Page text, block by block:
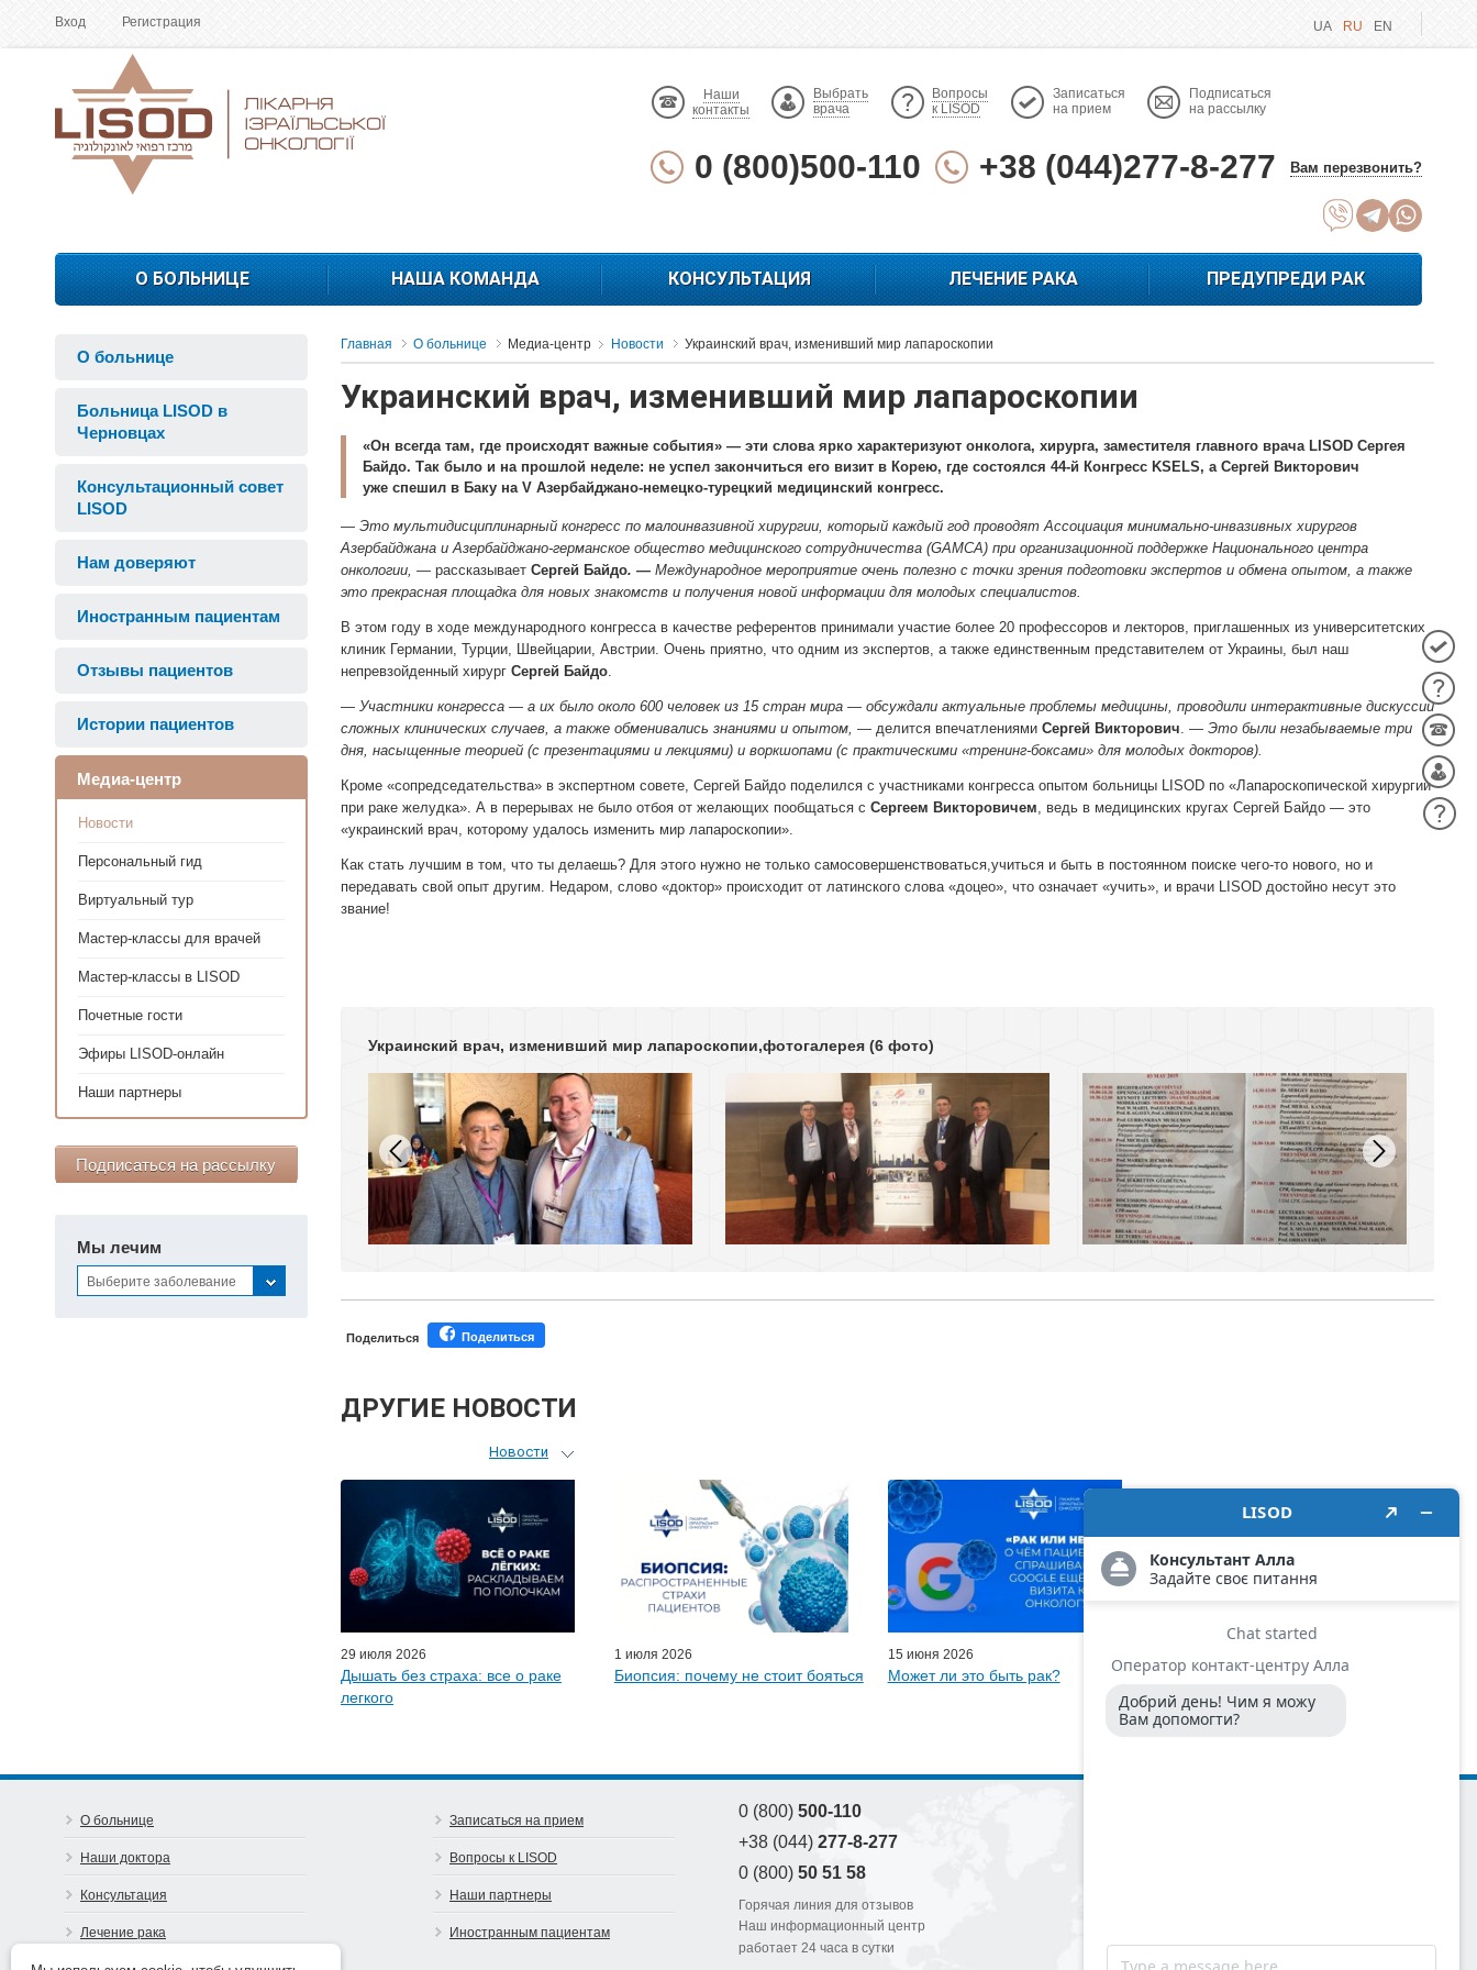
Вход Регистрация UA RU EN
Наши
контакты
Выбрать
врача
Вопросы
к LISOD
Записаться
на прием
Подписаться
на рассылку
0 (800)500-110 +38 (044)277-8-277 Вам перезвонить?
О БОЛЬНИЦЕ НАША КОМАНДА КОНСУЛЬТАЦИЯ ЛЕЧЕНИЕ РАКА ПРЕДУПРЕДИ РАК
О больнице
Больница LISOD в
Черновцах
Консультационный совет
LISOD
Нам доверяют
Иностранным пациентам
Отзывы пациентов
Истории пациентов
Медиа-центр
Новости
Персональный гид
Виртуальный тур
Мастер-классы для врачей
Мастер-классы в LISOD
Почетные гости
Эфиры LISOD-онлайн
Наши партнеры
Подписаться на рассылку
Мы лечим
Выберите заболевание
Главная О больнице Медиа-центр Новости Украинский врач, изменивший мир лапароскопии
Украинский врач, изменивший мир лапароскопии
«Он всегда там, где происходят важные события» — эти слова ярко характеризуют онколога, хирурга, заместителя главного врача LISOD Сергея
Байдо. Так было и на прошлой неделе: не успел закончиться его визит в Корею, где состоялся 44-й Конгресс KSELS, а Сергей Викторович
уже спешил в Баку на V Азербайджано-немецко-турецкий медицинский конгресс.
— Это мультидисциплинарный конгресс по малоинвазивной хирургии, который каждый год проводят Ассоциация минимально-инвазивных хирургов
Азербайджана и Азербайджано-германское общество медицинского сотрудничества (GAMCA) при организационной поддержке Национального центра
онкологии, — рассказывает Сергей Байдо. — Международное мероприятие очень полезно с точки зрения подготовки экспертов и обмена опытом, а также
это прекрасная площадка для новых знакомств и получения новой информации для молодых специалистов.
В этом году в ходе международного конгресса в качестве референтов принимали участие более 20 профессоров и лекторов, приглашенных из университетских
клиник Германии, Турции, Швейцарии, Австрии. Очень приятно, что одним из экспертов, а также единственным представителем от Украины, был наш
непревзойденный хирург Сергей Байдо.
— Участники конгресса — а их было около 600 человек из 15 стран мира — обсуждали актуальные проблемы медицины, проводили интерактивные дискуссии
сложных клинических случаев, а также обменивались знаниями и опытом, — делится впечатлениями Сергей Викторович. — Это были незабываемые три
дня, насыщенные теорией (с презентациями и лекциями) и воркшопами (с практическими «тренинг-боксами» для молодых докторов).
Кроме «сопредседательства» в экспертном совете, Сергей Байдо поделился с участниками конгресса опытом больницы LISOD по «Лапароскопической хирургии
при раке желудка». А в перерывах не было отбоя от желающих пообщаться с Сергеем Викторовичем, ведь в медицинских кругах Сергей Байдо — это
«украинский врач, которому удалось изменить мир лапароскопии».
Как стать лучшим в том, что ты делаешь? Для этого нужно не только самосовершенствоваться,учиться и быть в постоянном поиске чего-то нового, но и
передавать свой опыт другим. Недаром, слово «доктор» происходит от латинского слова «доцео», что означает «учить», и врачи LISOD достойно несут это
звание!
Украинский врач, изменивший мир лапароскопии,фотогалерея (6 фото)
Поделиться Поделиться
ДРУГИЕ НОВОСТИ
Новости
Персональный гид
Мастер-классы для врачей
Почетные гости
Эфиры LISOD-онлайн
Наши партнеры
29 июля 2026
Дышать без страха: все о раке
легкого
1 июля 2026
Биопсия: почему не стоит бояться
15 июня 2026
Может ли это быть рак?
Что делать, если в семье были
случаи рака?
О больнице
Наши доктора
Консультация
Лечение рака
Записаться на прием
Вопросы к LISOD
Наши партнеры
Иностранным пациентам
0 (800) 500-110
+38 (044) 277-8-277
0 (800) 50 51 58
Горячая линия для отзывов
Наш информационный центр
работает 24 часа в сутки
Сертификат соответствия на систему